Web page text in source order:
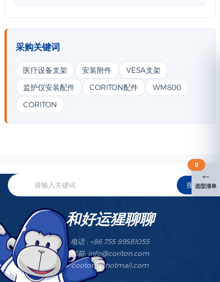
采购关键词
医疗设备支架 安装附件
VESA支架
监护仪安装配件
CORITON配件
WM800
CORITON
搜索
和好运猩聊聊
电话 : +86 755 89581055
邮箱: info@coriton.com
cootom@hotmail.com
←
选型清单
0